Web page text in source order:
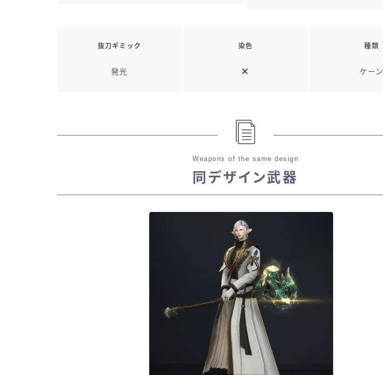
抜刀ギミック
発光
染色 種類
ケーン
Weapons of the same design
同デザイン武器